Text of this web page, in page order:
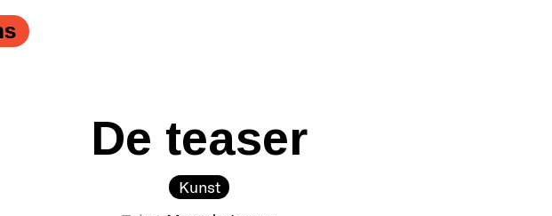
De teaser
Kunst